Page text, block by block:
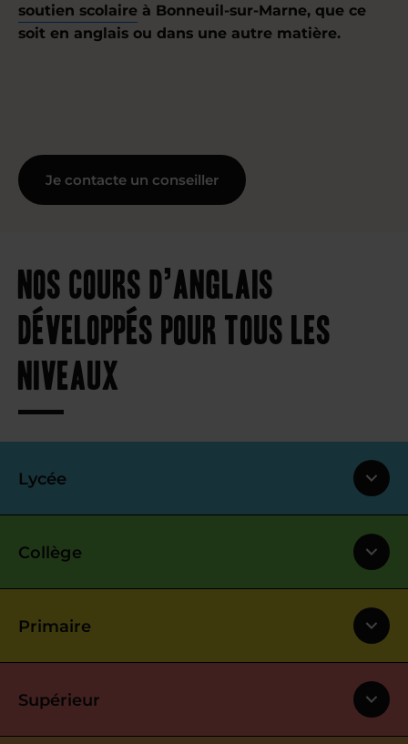
soutien scolaire à Bonneuil-sur-Marne, que ce
soit en anglais ou dans une autre matière.
Je contacte un conseiller
Nos cours d’anglais
développés pour tous les
niveaux
Lycée
Collège
Primaire
Supérieur